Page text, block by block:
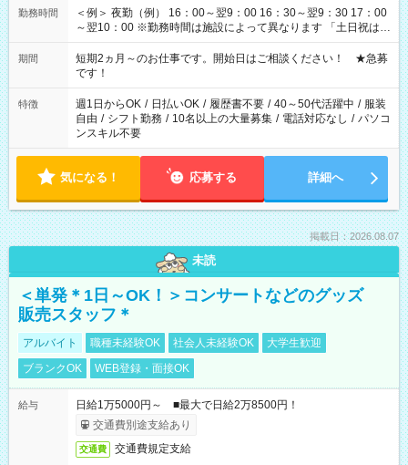
勤務時間
＜例＞ 夜勤（例） 16：00～翌9：00 16：30～翌9：30 17：00
～翌10：00 ※勤務時間は施設によって異なります 「土日祝は休
みたい」 「しっかり稼ぎたい」 「もう少し遅い時間から始めた
い」など ご希望にあったお仕事をご案内いたします。 ※未経験
の方の場合は1～2ヶ月間は日中での仕事を経験いただき、 お
仕事に慣れてからの夜勤になります。 ★家庭の都合でお休みが
必要な場合も遠慮なくご相談ください。
期間
短期2ヵ月～のお仕事です。開始日はご相談ください！ ★急募
です！
特徴 週1日からOK / 日払いOK / 履歴書不要 / 40～50代活躍中 / 服装
自由 / シフト勤務 / 10名以上の大量募集 / 電話対応なし / パソコ
ンスキル不要
気になる！ 応募する 詳細へ
掲載日：2026.08.07
未読
＜単発＊1日～OK！＞コンサートなどのグッズ
販売スタッフ＊
アルバイト 職種未経験OK 社会人未経験OK
大学生歓迎
ブランクOK
WEB登録・面接OK
給与
日給1万5000円～ ■最大で日給2万8500円！
交通費別途支給あり
交通費 交通費規定支給